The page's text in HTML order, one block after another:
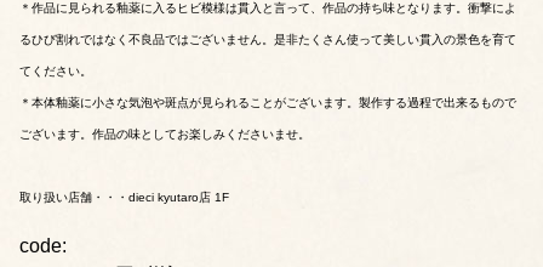
＊作品に見られる釉薬に入るヒビ模様は貫入と言って、作品の持ち味となります。衝撃によ
るひび割れではなく不良品ではございません。是非たくさん使って美しい貫入の景色を育て
てください。
＊本体釉薬に小さな気泡や斑点が見られることがございます。製作する過程で出来るもので
ございます。作品の味としてお楽しみくださいませ。
取り扱い店舗・・・dieci kyutaro店 1F
code: